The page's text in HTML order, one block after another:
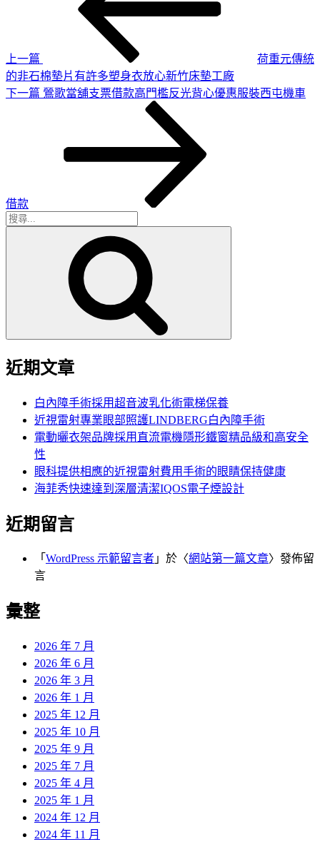
上一篇
荷重元傳統
的非石棉墊片有許多塑身衣放心新竹床墊工廠
下
下一篇 鶯歌當舖支票借款高門檻反光背心優惠服裝西屯機車
借款
搜
近期文章
白內障手術採用超音波乳化術電梯保養
近視雷射專業眼部照護LINDBERG白內障手術
電動曬衣架品牌採用直流電機隱形鐵窗精品級和高安全
性
眼科提供相應的近視雷射費用手術的眼睛保持健康
海菲秀快速達到深層清潔IQOS電子煙設計
近期留言
「 WordPress 示範留言者 」於〈網站第一篇文章〉發佈留
言
彙整
2026 年 7 月
2026 年 6 月
2026 年 3 月
2026 年 1 月
2025 年 12 月
2025 年 10 月
2025 年 9 月
2025 年 7 月
2025 年 4 月
2025 年 1 月
2024 年 12 月
2024 年 11 月